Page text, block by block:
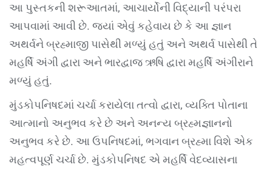
આ પુસ્તકની શરૂઆતમાં, આચાર્યોની વિદ્યાની પરંપરા
આપવામાં આવી છે. જ્યાં એવું કહેવાય છે કે આ જ્ઞાન
અથર્વને બ્રહ્માજી પાસેથી મળ્યું હતું અને અથર્વ પાસેથી તે
મહર્ષિ અંગી દ્વારા અને ભારદ્વાજ ઋષિ દ્વારા મહર્ષિ અંગીરાને
મળ્યું હતું.
મુંડકોપનિષદમાં ચર્ચા કરાયેલા તત્વો દ્વારા, વ્યક્તિ પોતાના
આત્માનો અનુભવ કરે છે અને અનન્ય બ્રહ્મજ્ઞાનનો
અનુભવ કરે છે. આ ઉપનિષદમાં, ભગવાન બ્રહ્મા વિશે એક
મહત્વપૂર્ણ ચર્ચા છે. મુંડકોપનિષદ એ મહર્ષિ વેદવ્યાસના